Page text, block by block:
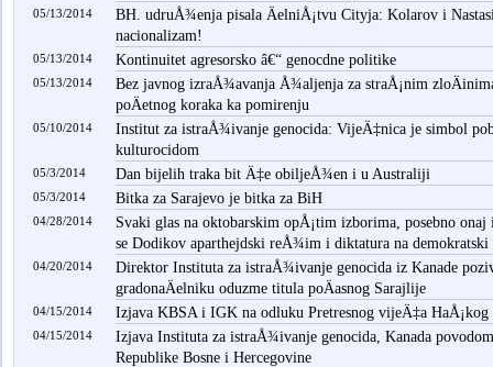
05/13/2014
BH. udruÅ¾enja pisala ÄelniÅ¡tvu Cityja: Kolarov i
nacionalizam!
05/13/2014 Kontinuitet agresorsko â€“ genocdne politike
05/13/2014
Bez javnog izraÅ¾avanja Å¾aljenja za straÅ¡nim
poÄetnog koraka ka pomirenju
05/10/2014
Institut za istraÅ¾ivanje genocida: VijeÄ‡nica je simbol
kulturocidom
05/3/2014 Dan bijelih traka bit Ä‡e obiljeÅ¾en i u Australiji
05/3/2014 Bitka za Sarajevo je bitka za BiH
04/28/2014
Svaki glas na oktobarskim opÅ¡tim izborima, posebno
se Dodikov aparthejdski reÅ¾im i diktatura na demokratski
04/20/2014
Direktor Instituta za istraÅ¾ivanje genocida iz Kanade
gradonaÄelniku oduzme titula poÄasnog Sarajlije
04/15/2014 Izjava KBSA i IGK na odluku Pretresnog vijeÄ‡a HaÅ¡kog
04/15/2014
Izjava Instituta za istraÅ¾ivanje genocida, Kanada
Republike Bosne i Hercegovine